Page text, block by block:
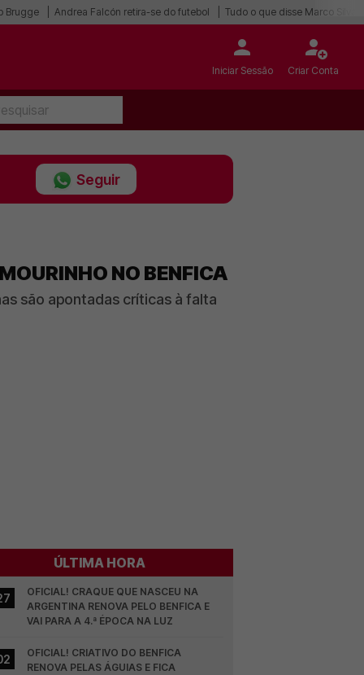
Brugge Andrea Falcón retira-se do futebol Tudo o que disse Marco Silva
Iniciar Sessão Criar Conta
Seguir
NO BENFICA
são apontadas críticas à falta
ÚLTIMA HORA
OFICIAL! CRAQUE QUE NASCEU NA
ARGENTINA RENOVA PELO BENFICA E
VAI PARA A 4.ª ÉPOCA NA LUZ
OFICIAL! CRIATIVO DO BENFICA
RENOVA PELAS ÁGUIAS E FICA